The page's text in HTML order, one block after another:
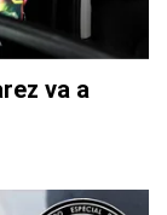
va a